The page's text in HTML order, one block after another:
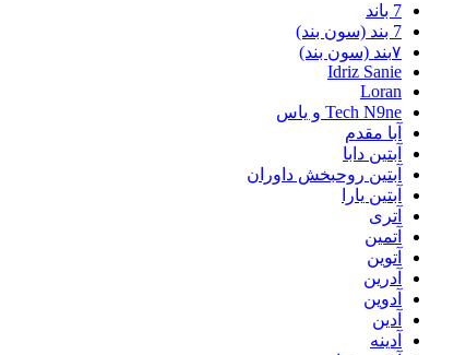
7 باند
7 بند (سون بند)
۷بند (سون بند)
Idriz Sanie
Loran
Tech N9ne و یاس
آبا مقدم
آبتین دابا
آبتین روحبخش داوران
آبتین یارا
آتری
آتمین
آتوین
آدرین
آدوین
آدین
آدینه